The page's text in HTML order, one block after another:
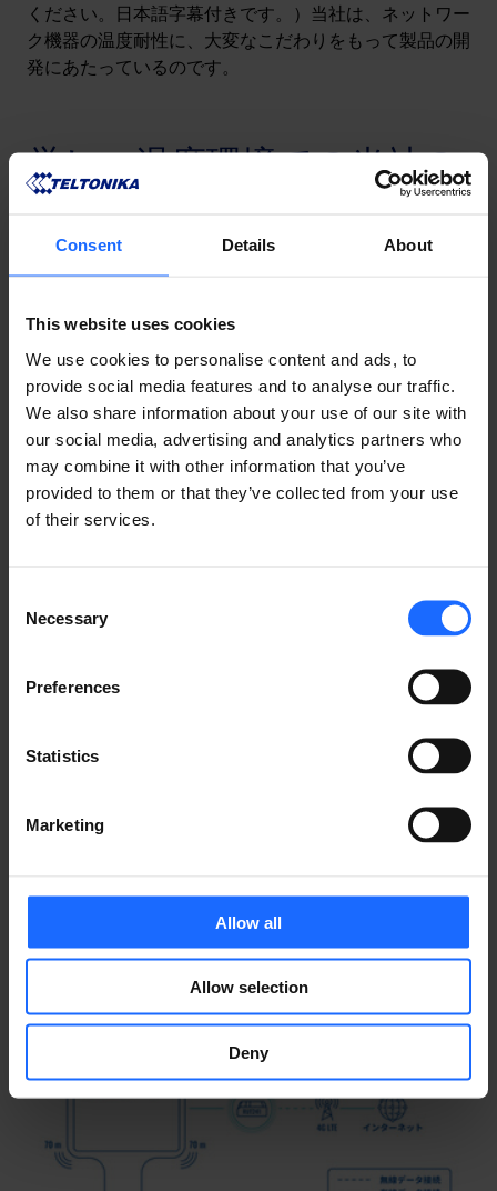
Consent Details About
This website uses cookies
We use cookies to personalise content and ads, to
provide social media features and to analyse our traffic.
We also share information about your use of our site with
our social media, advertising and analytics partners who
may combine it with other information that you’ve
provided to them or that they’ve collected from your use
of their services.
Selection
Necessary
Preferences
Statistics
Marketing
Allow all
Allow selection
Deny
ください。日本語字幕付きです。）当社は、ネットワー
ク機器の温度耐性に、大変なこだわりをもって製品の開
発にあたっているのです。
厳しい温度環境での当社の
事例
IoTネットワーク・ソリューションの導入にあたって
ケースが多数あります。温度耐性にこだわりぬいた当社
のネットワーク機器を使用した事例をいくつかご紹介い
たしましょう。
一つ目は、「IoTソリューションで屋外広告の正確な効
果測定が可能に」です。屋外広告の前を通過する人の人
数を、自動で計測するIoTソリューションを導入、導入
場所はリトアニアの屋外でした。前述のとおり、冬は氷
記トポロジをクリックして詳細をご覧ください。）